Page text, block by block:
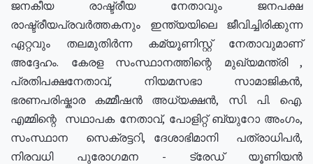
ജനകീയ രാഷ്ട്രീയ നേതാവും ജനപക്ഷ
രാഷ്ട്രീയപ്രവർത്തകനും ഇന്ത്യയിലെ ജീവിച്ചിരിക്കുന്ന
ഏറ്റവും തലമുതിർന്ന കമ്യൂണിസ്റ്റ് നേതാവുമാണ്
അദ്ദേഹം. കേരള സംസ്ഥാനത്തിന്റെ മുഖ്യമന്ത്രി ,
പ്രതിപക്ഷനേതാവ്, നിയമസഭാ സാമാജികൻ,
ഭരണപരിഷ്കാര കമ്മീഷൻ അധ്യക്ഷൻ, സി. പി. ഐ.
എമ്മിന്റെ സഥാപക നേതാവ്, പോളിറ്റ് ബ്യുറോ അംഗം,
സംസ്ഥാന സെക്രട്ടറി, ദേശാഭിമാനി പത്രാധിപർ,
നിരവധി പുരോഗമന - ട്രേഡ് യൂണിയൻ